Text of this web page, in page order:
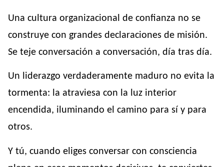
Una cultura organizacional de confianza no se
construye con grandes declaraciones de misión.
Se teje conversación a conversación, día tras día.
Un liderazgo verdaderamente maduro no evita la
tormenta: la atraviesa con la luz interior
encendida, iluminando el camino para sí y para
otros.
Y tú, cuando eliges conversar con consciencia